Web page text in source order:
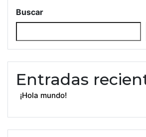
Buscar
Entradas
¡Hola mundo!